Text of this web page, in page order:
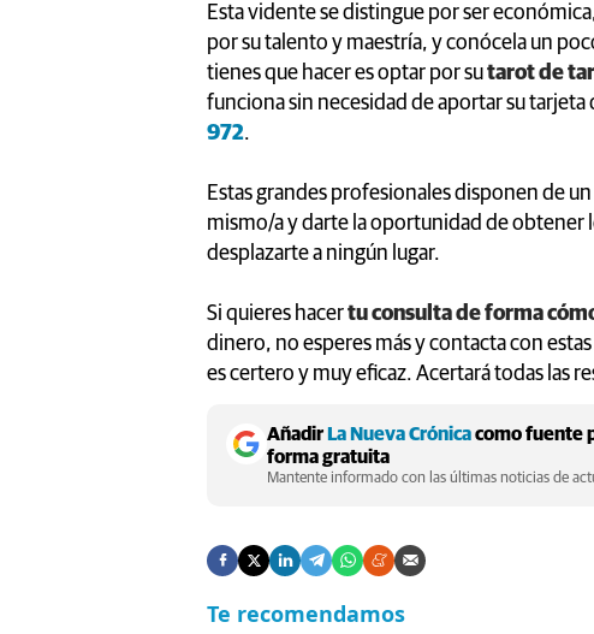
Esta vidente se distingue por ser
por su talento y maestría, y conócela un
tienes que hacer es optar por sutarot de
funciona sin necesidad de aportar su
972.
Estas grandes profesionales disponen de
mismo/a y darte la oportunidad de obtener
desplazarte a ningún lugar.
Si quieres hacertu consulta de forma
dinero, no esperes más y contacta con
es certero y muy eficaz. Acertará todas las
AñadirLa Nueva Crónicacomo fuente
forma gratuita
Mantente informado con las últimas noticias de